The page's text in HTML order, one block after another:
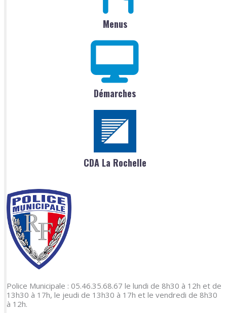
Menus
Démarches
CDA La Rochelle
Police Municipale : 05.46.35.68.67 le lundi de 8h30 à 12h et de
13h30 à 17h, le jeudi de 13h30 à 17h et le vendredi de 8h30
à 12h.